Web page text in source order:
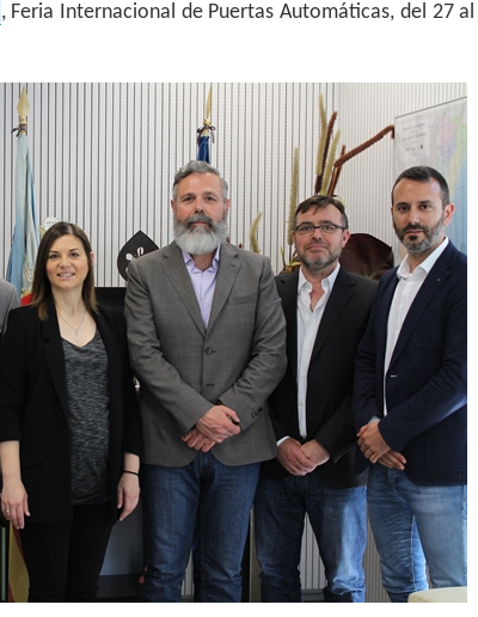
, Feria Internacional de Puertas Automáticas, del 27